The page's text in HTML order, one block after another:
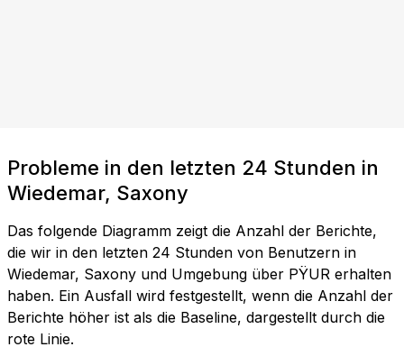
Probleme in den letzten 24 Stunden in
Wiedemar, Saxony
Das folgende Diagramm zeigt die Anzahl der Berichte,
die wir in den letzten 24 Stunden von Benutzern in
Wiedemar, Saxony und Umgebung über PŸUR erhalten
haben. Ein Ausfall wird festgestellt, wenn die Anzahl der
Berichte höher ist als die Baseline, dargestellt durch die
rote Linie.